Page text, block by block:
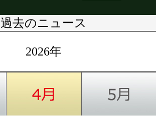
過去のニュース
2026年